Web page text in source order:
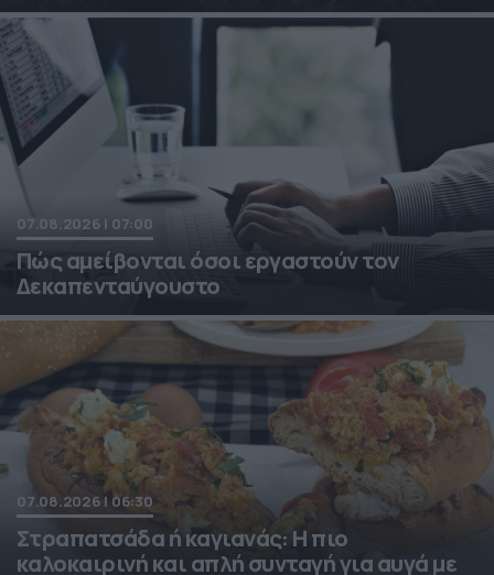
07.08.2026 | 07:00
Πώς αμείβονται όσοι εργαστούν τον
Δεκαπενταύγουστο
07.08.2026 | 06:30
Στραπατσάδα ή καγιανάς: Η πιο
καλοκαιρινή και απλή συνταγή για αυγά με